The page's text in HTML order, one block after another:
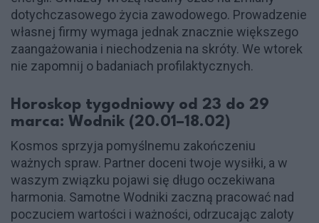
dotychczasowego życia zawodowego. Prowadzenie
własnej firmy wymaga jednak znacznie większego
zaangażowania i niechodzenia na skróty. We wtorek
nie zapomnij o badaniach profilaktycznych.
Horoskop tygodniowy od 23 do 29
marca: Wodnik (20.01–18.02)
Kosmos sprzyja pomyślnemu zakończeniu
ważnych spraw. Partner doceni twoje wysiłki, a w
waszym związku pojawi się długo oczekiwana
harmonia. Samotne Wodniki zaczną pracować nad
poczuciem wartości i ważności, odrzucając zaloty